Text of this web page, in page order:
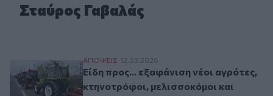
Σταύρος Γαβαλάς
Είδη προς... εξαφάνιση νέοι αγρότες,
ΑΠΟΨΕΙΣ 12.03.2026
Είδη προς... εξαφάνιση νέοι αγρότες,
κτηνοτρόφοι, μελισσοκόμοι και